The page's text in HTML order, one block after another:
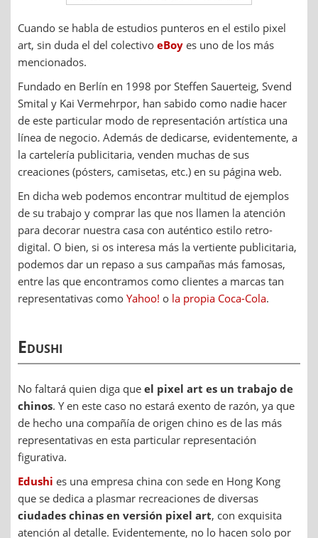
Cuando se habla de estudios punteros en el estilo pixel
art, sin duda el del colectivo eBoy es uno de los más
mencionados.
Fundado en Berlín en 1998 por Steffen Sauerteig, Svend
Smital y Kai Vermehrpor, han sabido como nadie hacer
de este particular modo de representación artística una
línea de negocio. Además de dedicarse, evidentemente, a
la cartelería publicitaria, venden muchas de sus
creaciones (pósters, camisetas, etc.) en su página web.
En dicha web podemos encontrar multitud de ejemplos
de su trabajo y comprar las que nos llamen la atención
para decorar nuestra casa con auténtico estilo retro-
digital. O bien, si os interesa más la vertiente publicitaria,
podemos dar un repaso a sus campañas más famosas,
entre las que encontramos como clientes a marcas tan
representativas como Yahoo! o la propia Coca-Cola.
Edushi
No faltará quien diga que el pixel art es un trabajo de
chinos. Y en este caso no estará exento de razón, ya que
de hecho una compañía de origen chino es de las más
representativas en esta particular representación
figurativa.
Edushi es una empresa china con sede en Hong Kong
que se dedica a plasmar recreaciones de diversas
ciudades chinas en versión pixel art, con exquisita
atención al detalle. Evidentemente, no lo hacen solo por